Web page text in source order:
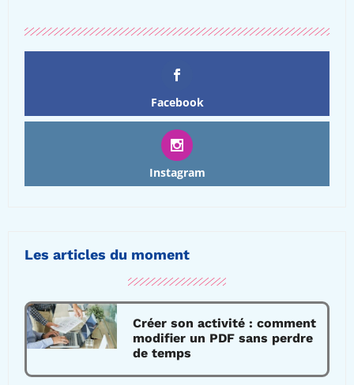
Facebook
Instagram
Les articles du moment
Créer son activité : comment
modifier un PDF sans perdre
de temps